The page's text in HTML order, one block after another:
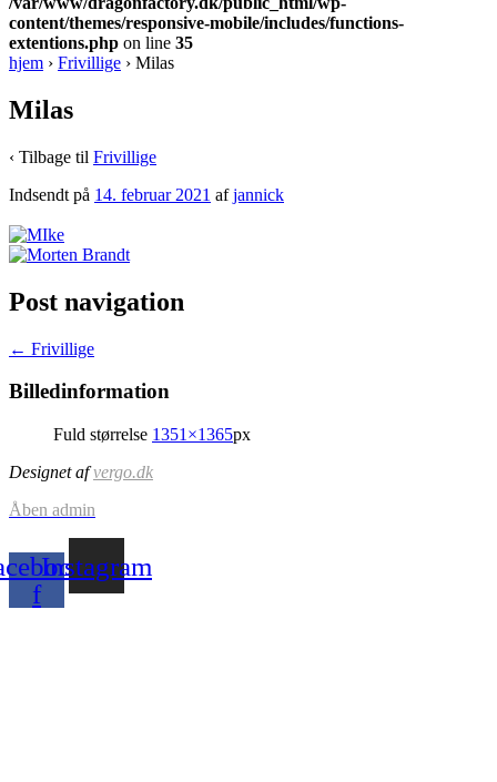
content/themes/responsive-mobile/includes/functions-
extentions.php on line 35
hjem › Frivillige › Milas
Milas
‹ Tilbage til Frivillige
Indsendt på 14. februar 2021 afjannick
Post navigation
← Frivillige
Billedinformation
Fuld størrelse 1351×1365px
Designet afvergo.dk
Åben admin
f
Instagram